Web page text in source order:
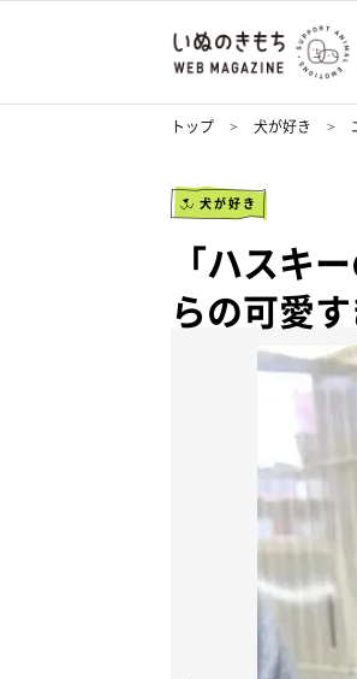
トップ 犬が好き
犬が好き
「ハスキ
らの可愛